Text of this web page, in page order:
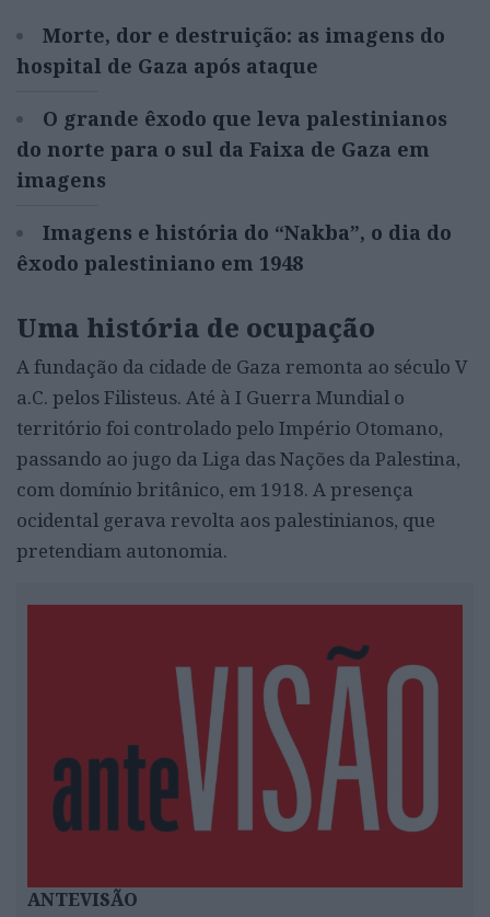
Morte, dor e destruição: as imagens do
hospital de Gaza após ataque
O grande êxodo que leva palestinianos
do norte para o sul da Faixa de Gaza em
imagens
Imagens e história do “Nakba”, o dia do
êxodo palestiniano em 1948
Uma história de ocupação
A fundação da cidade de Gaza remonta ao século V
a.C. pelos Filisteus. Até à I Guerra Mundial o
território foi controlado pelo Império Otomano,
passando ao jugo da Liga das Nações da Palestina,
com domínio britânico, em 1918. A presença
ocidental gerava revolta aos palestinianos, que
pretendiam autonomia.
ANTEVISÃO